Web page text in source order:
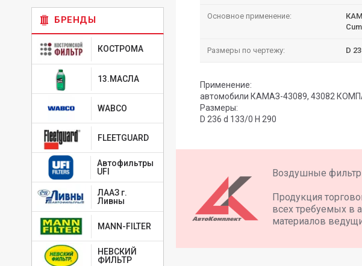
БРЕНДЫ
КОСТРОМА
13.МАСЛА
WABCO
FLEETGUARD
Автофильтры
UFI
ЛААЗ г.
Ливны
MANN-FILTER
НЕВСКИЙ
ФИЛЬТР
Основное применение:
Размеры по чертежу: D
Применение:
автомобили КАМАЗ-43089, 43082
Размеры:
D 236 d 133/0 H 290
Воздушные
Продукция
всех требуемых в
материалов